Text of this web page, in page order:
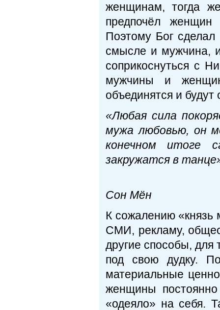
женщинам, тогда
предпочёл
Поэтому Бог
смысле и мужчина,
соприкоснуться с
мужчины и
объединятся и будут
«Любая сила
мужа любовью, он
конечном итоге
закружатся в
Сон Мён
К сожалению «князь
СМИ, рекламу,
другие способы, для
под свою дудку.
материальные
женщины постоянно
«одеяло» на себя.